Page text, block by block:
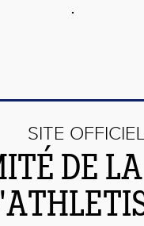
SITE OFFICIEL
DE